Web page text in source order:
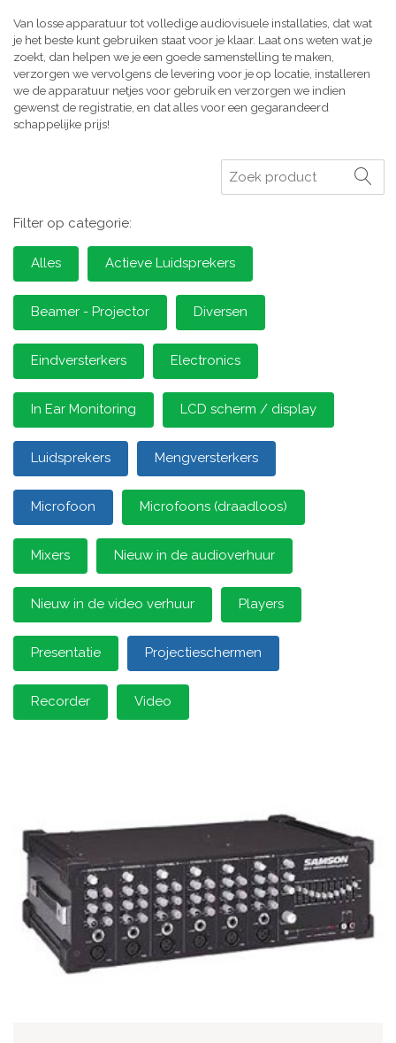
Van losse apparatuur tot volledige audiovisuele installaties, dat wat
je het beste kunt gebruiken staat voor je klaar. Laat ons weten wat je
zoekt, dan helpen we je een goede samenstelling te maken,
verzorgen we vervolgens de levering voor je op locatie, installeren
we de apparatuur netjes voor gebruik en verzorgen we indien
gewenst de registratie, en dat alles voor een gegarandeerd
schappelijke prijs!
Zoeken
Filter op categorie:
Alles Actieve Luidsprekers
Beamer - Projector Diversen
Eindversterkers Electronics
In Ear Monitoring LCD scherm / display
Luidsprekers Mengversterkers
Microfoon Microfoons (draadloos)
Mixers Nieuw in de audioverhuur
Nieuw in de video verhuur Players
Presentatie Projectieschermen
Recorder Video